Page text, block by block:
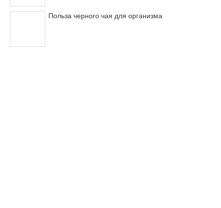
Польза черного чая для организма